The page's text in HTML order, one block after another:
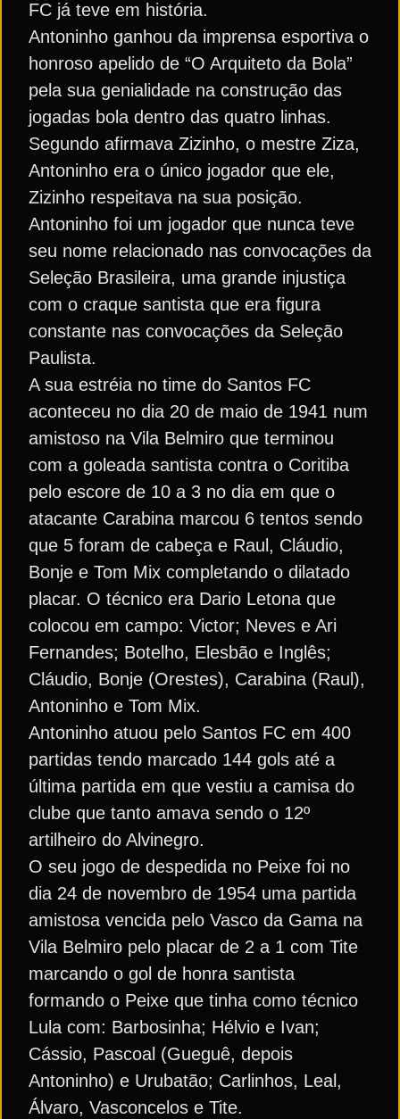
FC já teve em história.
Antoninho ganhou da imprensa esportiva o
honroso apelido de “O Arquiteto da Bola”
pela sua genialidade na construção das
jogadas bola dentro das quatro linhas.
Segundo afirmava Zizinho, o mestre Ziza,
Antoninho era o único jogador que ele,
Zizinho respeitava na sua posição.
Antoninho foi um jogador que nunca teve
seu nome relacionado nas convocações da
Seleção Brasileira, uma grande injustiça
com o craque santista que era figura
constante nas convocações da Seleção
Paulista.
A sua estréia no time do Santos FC
aconteceu no dia 20 de maio de 1941 num
amistoso na Vila Belmiro que terminou
com a goleada santista contra o Coritiba
pelo escore de 10 a 3 no dia em que o
atacante Carabina marcou 6 tentos sendo
que 5 foram de cabeça e Raul, Cláudio,
Bonje e Tom Mix completando o dilatado
placar. O técnico era Dario Letona que
colocou em campo: Victor; Neves e Ari
Fernandes; Botelho, Elesbão e Inglês;
Cláudio, Bonje (Orestes), Carabina (Raul),
Antoninho e Tom Mix.
Antoninho atuou pelo Santos FC em 400
partidas tendo marcado 144 gols até a
última partida em que vestiu a camisa do
clube que tanto amava sendo o 12º
artilheiro do Alvinegro.
O seu jogo de despedida no Peixe foi no
dia 24 de novembro de 1954 uma partida
amistosa vencida pelo Vasco da Gama na
Vila Belmiro pelo placar de 2 a 1 com Tite
marcando o gol de honra santista
formando o Peixe que tinha como técnico
Lula com: Barbosinha; Hélvio e Ivan;
Cássio, Pascoal (Gueguê, depois
Antoninho) e Urubatão; Carlinhos, Leal,
Álvaro, Vasconcelos e Tite.